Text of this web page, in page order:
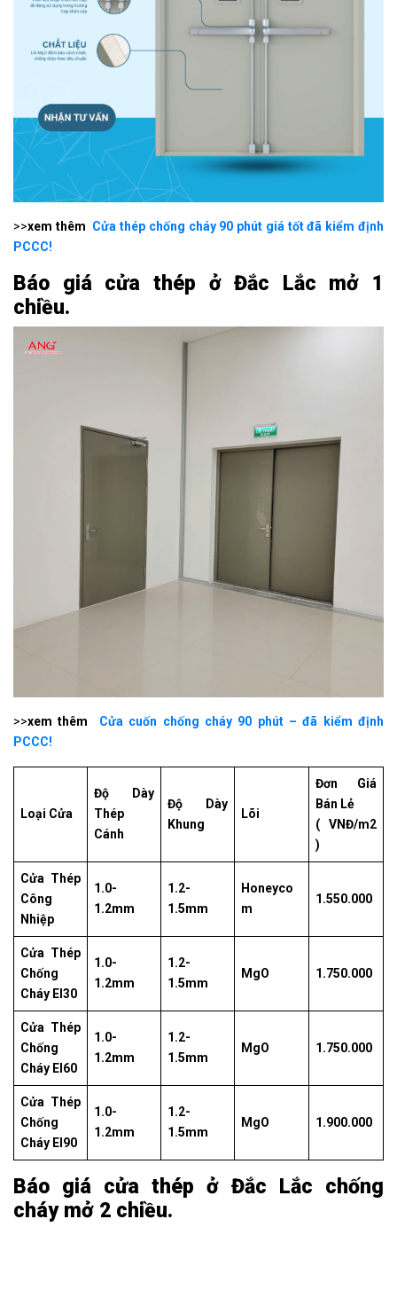
>>xem thêm Cửa thép chống cháy 90 phút giá tốt đã kiểm định
PCCC!
Báo giá cửa thép ở Đắc Lắc mở 1
chiều.
>>xem thêm
Cửa cuốn chống cháy 90 phút – đã kiểm định
PCCC!
Loại Cửa
Độ Dày
Thép
Cánh
Độ Dày
Khung
Lõi
Đơn Giá
Bán Lẻ
( VNĐ/m2
)
Cửa Thép
Công
Nhiệp
1.0-
1.2mm
1.2-
1.5mm
Honeyco
m
1.550.000
Cửa Thép
Chống
Cháy EI30
1.0-
1.2mm
1.2-
1.5mm
MgO 1.750.000
Cửa Thép
Chống
Cháy EI60
1.0-
1.2mm
1.2-
1.5mm
MgO 1.750.000
Cửa Thép
Chống
Cháy EI90
1.0-
1.2mm
1.2-
1.5mm
MgO 1.900.000
Báo giá cửa thép ở Đắc Lắc chống
cháy mở 2 chiều.